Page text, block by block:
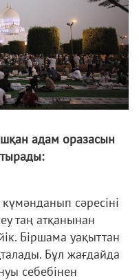
адам оразасын
сәресіні
таң атқанынан
Біршама уақыттан
Бұл жағдайда
себебінен